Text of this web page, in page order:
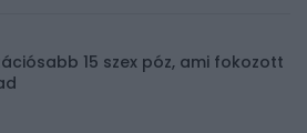
15 szex póz, ami fokozott